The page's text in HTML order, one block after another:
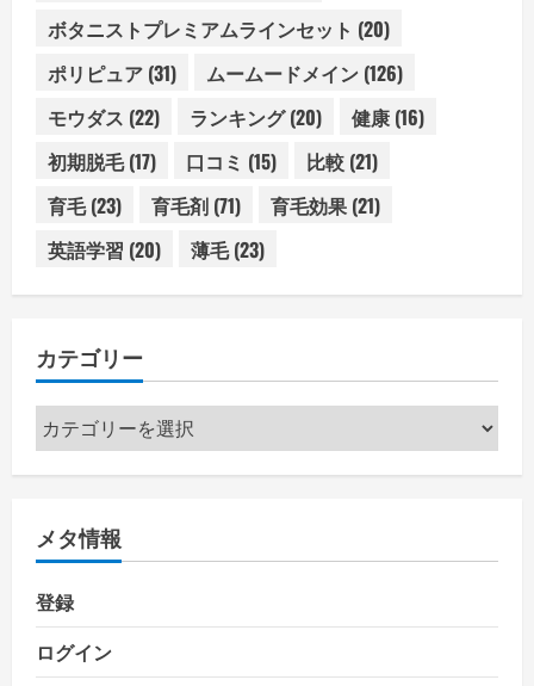
ボタニストプレミアムラインセット (20)
ポリピュア (31) ムームードメイン (126)
モウダス (22) ランキング(20) 健康 (16)
初期脱毛(17) 口コミ (15) 比較 (21)
育毛(23) 育毛剤 (71) 育毛効果 (21)
英語学習 (20) 薄毛(23)
カテゴリー
カ
テ
ー
メタ情報
登録
ログイン